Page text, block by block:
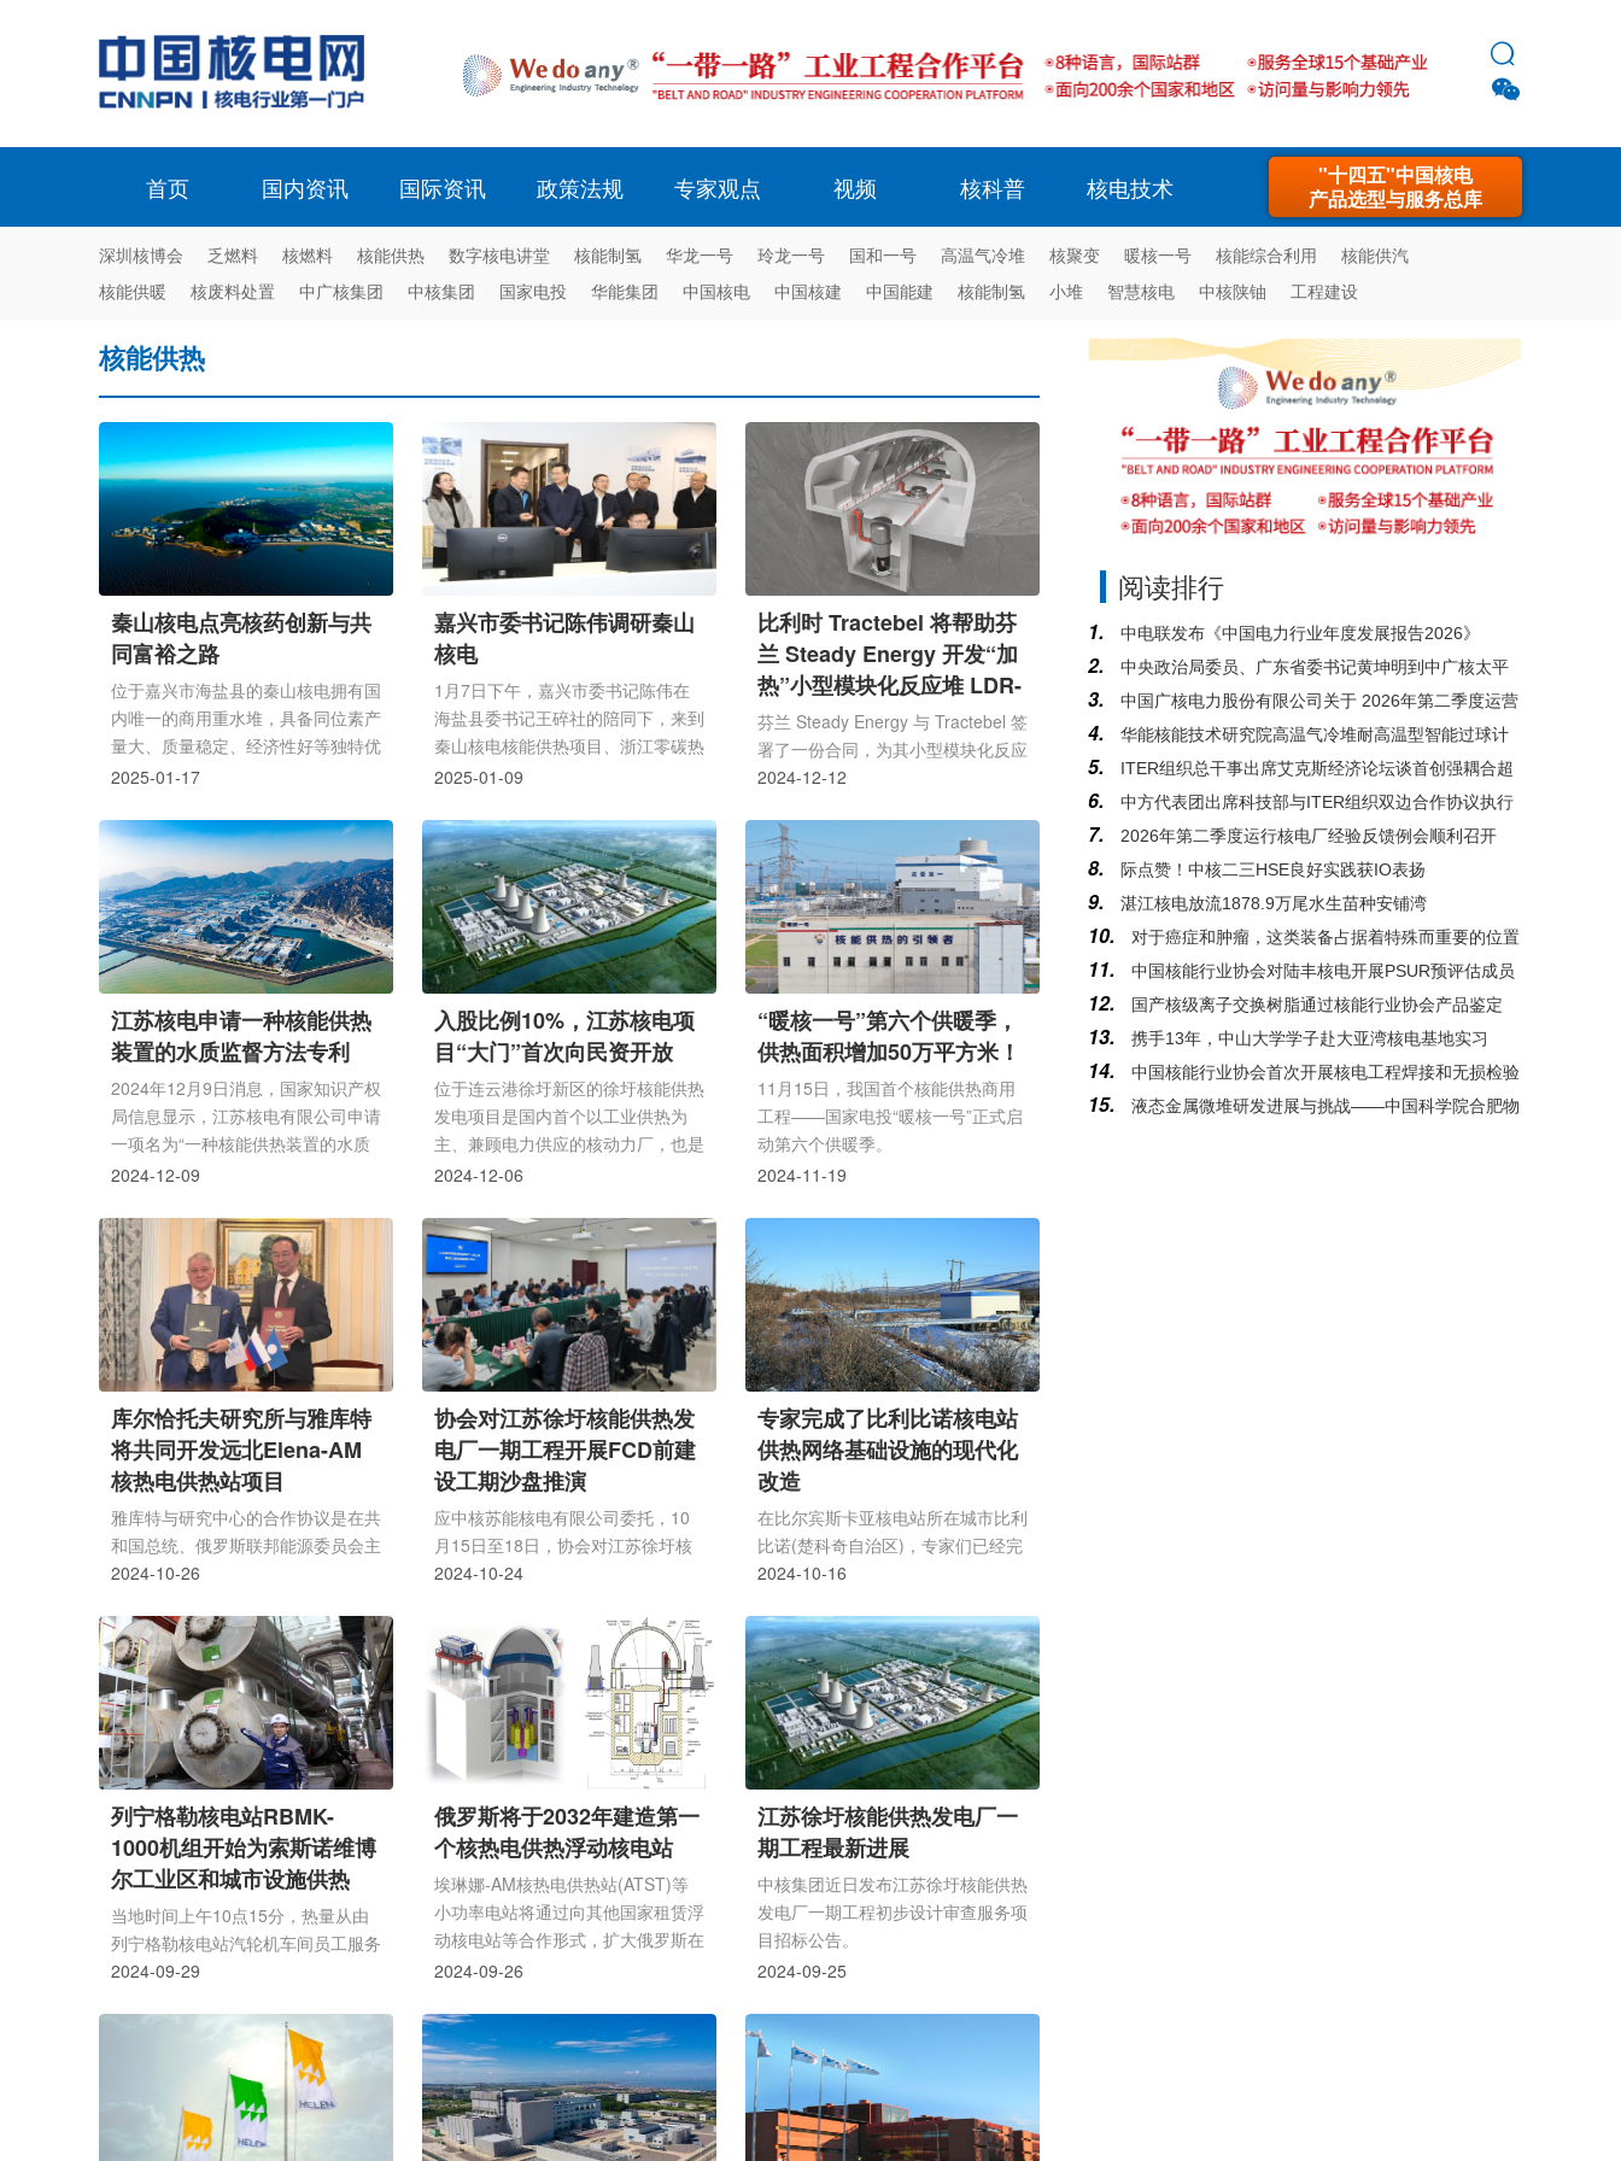


首页 国内资讯 国际资讯 政策法规 专家观点 视频 核科普 核电技术
"十四五"中国核电
产品选型与服务总库
深圳核博会 乏燃料 核燃料 核能供热 数字核电讲堂 核能制氢 华龙一号 玲龙一号 国和一号 高温气冷堆 核聚变 暖核一号 核能综合利用
核能供汽
核能供暖
核废料处置 中广核集团 中核集团 国家电投 华能集团 中国核电 中国核建 中国能建 核能制氢 小堆 智慧核电 中核陕铀 工程建设
核能供热
秦山核电点亮核药创新与共
同富裕之路
位于嘉兴市海盐县的秦山核电拥有国
内唯一的商用重水堆，具备同位素产
量大、质量稳定、经济性好等独特优
势，面对同位素“救命药”短缺的问题.
2025-01-17
嘉兴市委书记陈伟调研秦山
核电
1月7日下午，嘉兴市委书记陈伟在
海盐县委书记王碎社的陪同下，来到
秦山核电核能供热项目、浙江零碳热
力有限责任公司调研指导。
2025-01-09
比利时 Tractebel 将帮助芬
兰 Steady Energy 开发“加
热”小型模块化反应堆 LDR-
50
芬兰 Steady Energy 与 Tractebel 签
署了一份合同，为其小型模块化反应
堆 LDR-150 的开发提供工程服务，
2024-12-12
江苏核电申请一种核能供热
装置的水质监督方法专利
2024年12月9日消息，国家知识产权
局信息显示，江苏核电有限公司申请
一项名为“一种核能供热装置的水质
监督方法”的专利。
2024-12-09
入股比例10%，江苏核电项
目“大门”首次向民资开放
位于连云港徐圩新区的徐圩核能供热
发电项目是国内首个以工业供热为
主、兼顾电力供应的核动力厂，也是
江苏首个民营资本参股的核电项目。
云港正在与相关民营企业加紧推进参
股工作，民资入股比例将达到10%。
2024-12-06
“暖核一号”第六个供暖季，
供热面积增加50万平方米！
11月15日，我国首个核能供热商用
工程——国家电投“暖核一号”正式启
动第六个供暖季。
2024-11-19
库尔恰托夫研究所与雅库特
将共同开发远北Elena-AM
核热电供热站项目
雅库特与研究中心的合作协议是在共
和国总统、俄罗斯联邦能源委员会主
席艾森·尼古拉耶夫和库尔恰托夫研
科瓦尔丘克。根据协议，雅库特和库
尔恰托夫研究所将在多个领域开展合
作，包括利用Elena-AM核热电供热
站的分散供电系统向人口稠密地区供
应能源、培训核能领域的高素质专家
远北地区的能源、全循环氢技术的开
发和测试。国家研究中心库尔恰托夫
研究所成立于 1943 年，是俄罗斯规
模最大的科学中心之一，其科...
2024-10-26
协会对江苏徐圩核能供热发
电厂一期工程开展FCD前建
设工期沙盘推演
应中核苏能核电有限公司委托，10
月15日至18日，协会对江苏徐圩核
能供热发电厂一期工程开展FCD前
工程有限公司、上海核工程研究设计
院股份有限公司、中国中原对外工程
有限公司、华能石岛湾核电开发有限
公司等12家单位的19名核电工程建
设管理专家组成推演队。中国核能行
业协会核电建设技术委员会委员、风
险管理领域工作组组长，国核示范电
站有限责任公司原董事长汪映荣担任
队长。本次推演对项目总工期、项...
2024-10-24
专家完成了比利比诺核电站
供热网络基础设施的现代化
改造
在比尔宾斯卡亚核电站所在城市比利
比诺(楚科奇自治区)，专家们已经完
成了一系列为核电站提供备用热源的
12 月退役。其中包括核电站工业场
地中央供热站(CHS)模块化建筑的桩
基和基础板的施工和安装工作。目
前，比利比诺核电站正处于2、3、4
号运行机组停堆准备阶段。核电站主
热网现代化改造将确保与比利比诺新
能源中心热网的连接。这座城市，取
代了核电站的退役容量。来自承包组
织 Akvilon LLC、Stroyekspertse...
2024-10-16
列宁格勒核电站RBMK-
1000机组开始为索斯诺维博
尔工业区和城市设施供热
当地时间上午10点15分，热量从由
列宁格勒核电站汽轮机车间员工服务
的区域供热锅炉房开始流入城市的工
2024-09-29
俄罗斯将于2032年建造第一
个核热电供热浮动核电站
埃琳娜-AM核热电供热站(ATST)等
小功率电站将通过向其他国家租赁浮
动核电站等合作形式，扩大俄罗斯在
全球核技术市场的服务范围。
2024-09-26
江苏徐圩核能供热发电厂一
期工程最新进展
中核集团近日发布江苏徐圩核能供热
发电厂一期工程初步设计审查服务项
目招标公告。
2024-09-25
阅读排行
1. 中电联发布《中国电力行业年度发展报告2026》
2.
中央政治局委员、广东省委书记黄坤明到中广核太平
岭核电基地调研
3.
中国广核电力股份有限公司关于 2026年第二季度运营
情况的公告
4.
华能核能技术研究院高温气冷堆耐高温型智能过球计
数器系统研发与应用通过科技成果鉴定
5.
ITER组织总干事出席艾克斯经济论坛谈首创强耦合超
大型工程的复杂性管控
6.
中方代表团出席科技部与ITER组织双边合作协议执行
情况2026年度会议
7. 2026年第二季度运行核电厂经验反馈例会顺利召开
8. 际点赞！中核二三HSE良好实践获IO表扬
9. 湛江核电放流1878.9万尾水生苗种安铺湾
10. 对于癌症和肿瘤，这类装备占据着特殊而重要的位置
11.
中国核能行业协会对陆丰核电开展PSUR预评估成员
支持活动
12. 国产核级离子交换树脂通过核能行业协会产品鉴定
13. 携手13年，中山大学学子赴大亚湾核电基地实习
14.
中国核能行业协会首次开展核电工程焊接和无损检验
质量管控专项评估
15.
液态金属微堆研发进展与挑战——中国科学院合肥物